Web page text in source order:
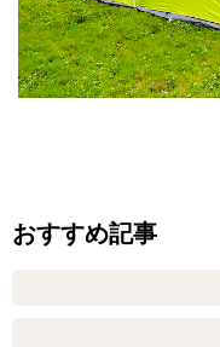
おすすめ記事